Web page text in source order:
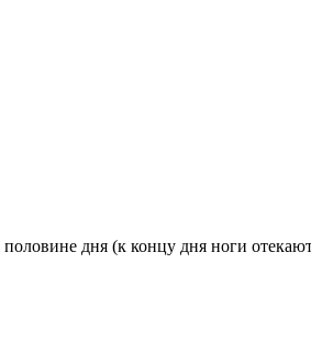
дня (к концу дня ноги